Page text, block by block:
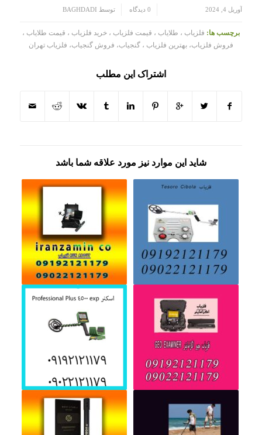
آوریل 4, 2024 0 دیدگاه توسط BAGHDADI
برچسب ها: فلزیاب ، طلایاب ، قیمت فلزیاب ، خرید فلزیاب ، قیمت طلایاب ،
فروش فلزیاب، بهترین فلزیاب ، گنجیاب، فروش گنجیاب، فلزیاب تهران
اشتراک این مطلب
شاید این موارد نیز مورد علاقه شما باشد